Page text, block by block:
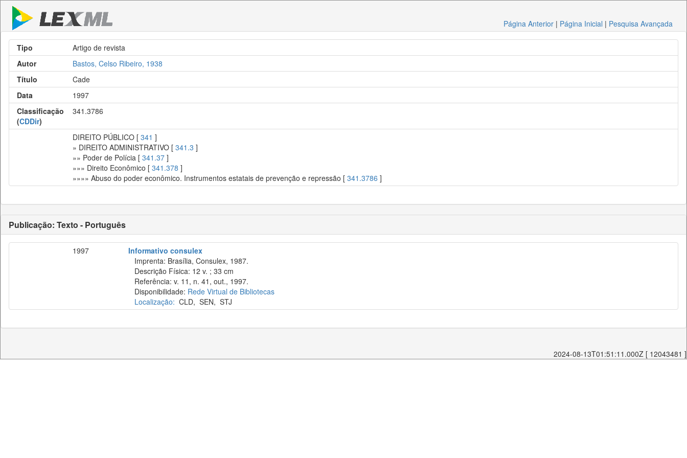
Página Anterior | Página Inicial | Pesquisa Avançada
Tipo
Artigo de revista
Autor
Bastos, Celso Ribeiro, 1938
Título
Cade
Data
1997
Classificação
(CDDir)
341.3786
DIREITO PÚBLICO [ 341 ]
» DIREITO ADMINISTRATIVO [ 341.3 ]
»» Poder de Polícia [ 341.37 ]
»»» Direito Econômico [ 341.378 ]
»»»» Abuso do poder econômico. Instrumentos estatais de prevenção e repressão [ 341.3786 ]
Publicação: Texto - Português
1997
Informativo consulex
Imprenta: Brasília, Consulex, 1987.
Descrição Física: 12 v. ; 33 cm
Referência: v. 11, n. 41, out., 1997.
Disponibilidade: Rede Virtual de Bibliotecas
Localização: CLD, SEN, STJ
2024-08-13T01:51:11.000Z [ 12043481 ]